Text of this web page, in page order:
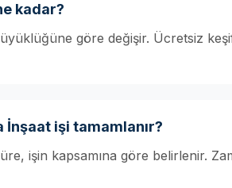
kadar?
göre değişir. Ücretsiz
işi tamamlanır?
işin kapsamına göre belirlenir.